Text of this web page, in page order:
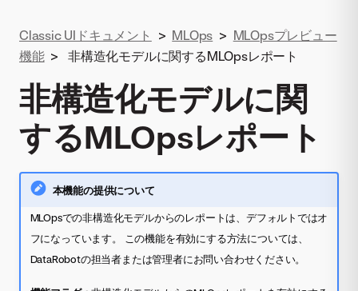
Classic UIドキュメント > MLOps > MLOpsプレビュー
機能 > 非構造化モデルに関するMLOpsレポート
非構造化モデルに関
するMLOpsレポート
本機能の提供について
MLOpsでの非構造化モデルからのレポートは、デフォルトではオ
フになっています。 この機能を有効にする方法については、
DataRobotの担当者または管理者にお問い合わせください。